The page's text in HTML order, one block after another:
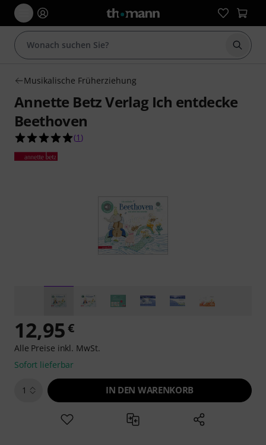
Suche
Musikalische Früherziehung
Annette Betz Verlag Ich entdecke
Beethoven
5.0 von 5 Sternen aus 1 Kundenbewertungen
(1 )
12,95€
Alle Preise inkl. MwSt.
Sofort lieferbar
1 IN DEN WARENKORB